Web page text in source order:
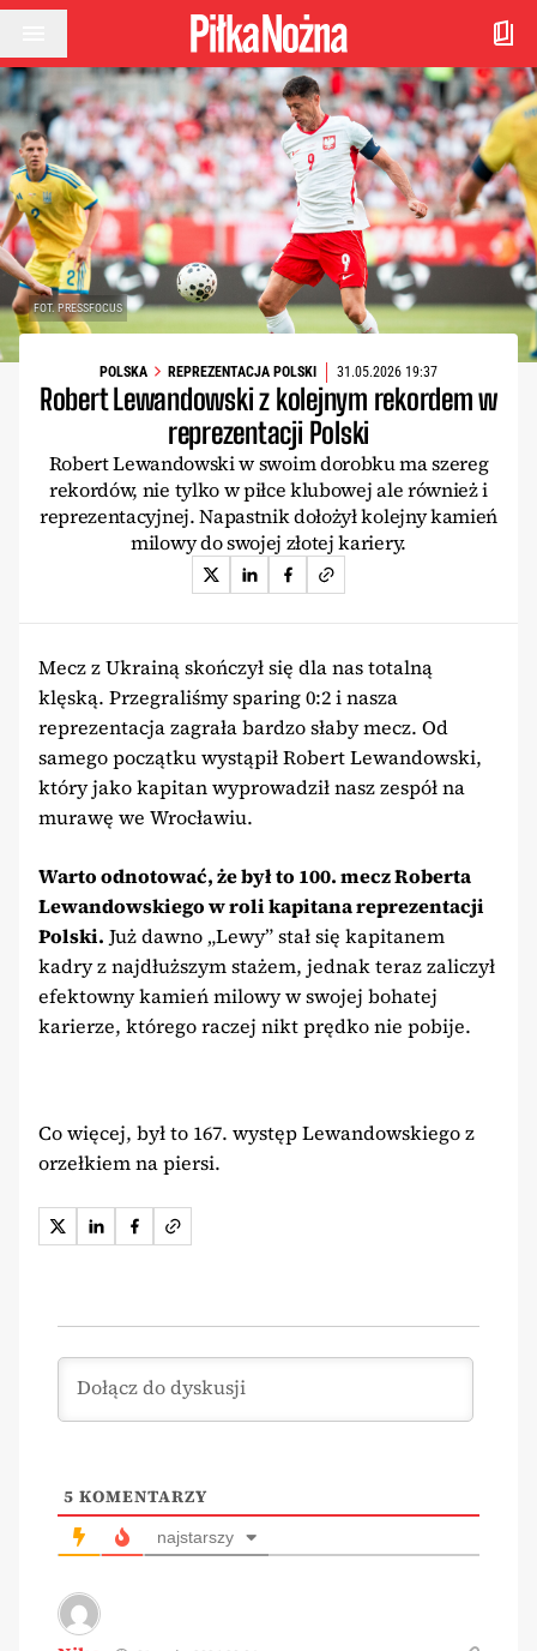
Przejdź do treści
FOT. PRESSFOCUS
POLSKA REPREZENTACJA POLSKI 31.05.2026 19:37
Robert Lewandowski z kolejnym rekordem w
reprezentacji Polski
Robert Lewandowski w swoim dorobku ma szereg
rekordów, nie tylko w piłce klubowej ale również i
reprezentacyjnej. Napastnik dołożył kolejny kamień
milowy do swojej złotej kariery.
Mecz z Ukrainą skończył się dla nas totalną
klęską. Przegraliśmy sparing 0:2 i nasza
reprezentacja zagrała bardzo słaby mecz. Od
samego początku wystąpił Robert Lewandowski,
który jako kapitan wyprowadził nasz zespół na
murawę we Wrocławiu.
Warto odnotować, że był to 100. mecz Roberta
Lewandowskiego w roli kapitana reprezentacji
Polski. Już dawno „Lewy” stał się kapitanem
kadry z najdłuższym stażem, jednak teraz zaliczył
efektowny kamień milowy w swojej bohatej
karierze, którego raczej nikt prędko nie pobije.
Co więcej, był to 167. występ Lewandowskiego z
orzełkiem na piersi.
5 KOMENTARZY
najstarszy